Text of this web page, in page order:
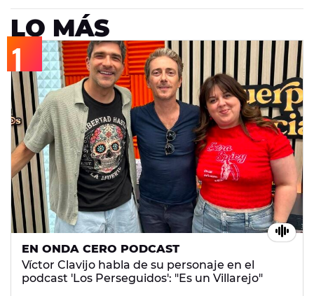
LO MÁS
EN ONDA CERO PODCAST
Víctor Clavijo habla de su personaje en el
podcast 'Los Perseguidos': "Es un Villarejo"